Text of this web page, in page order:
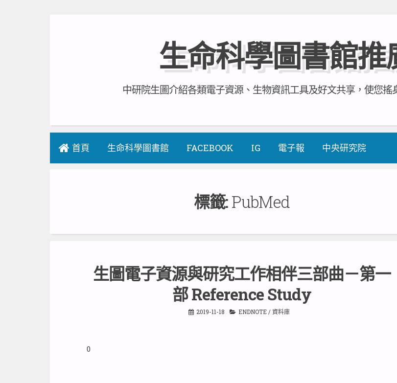
生命科學圖書館推
中研院生圖介紹各類電子資源、生物資訊工具及好文共享，使您搖
首頁 生命科學圖書館 FACEBOOK IG 電子報 中央研究院
標籤:PubMed
生圖電子資源與研究工作相伴三部曲－第一
部 Reference Study
2019-11-18 ENDNOTE /資料庫
0